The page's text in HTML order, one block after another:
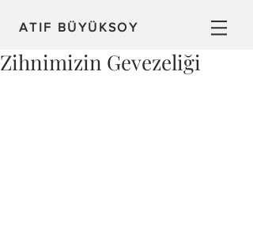
ATIF BÜYÜKSOY
Zihnimizin Gevezeliği